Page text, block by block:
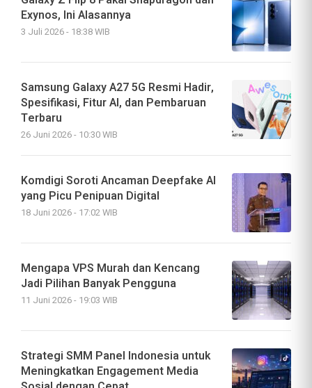
Exynos, Ini Alasannya
3 Juli 2026 - 18:38 WIB
Samsung Galaxy A27 5G Resmi Hadir,
Spesifikasi, Fitur AI, dan Pembaruan
Terbaru
26 Juni 2026 - 10:30 WIB
Komdigi Soroti Ancaman Deepfake AI
yang Picu Penipuan Digital
18 Juni 2026 - 17:02 WIB
Mengapa VPS Murah dan Kencang
Jadi Pilihan Banyak Pengguna
11 Juni 2026 - 19:03 WIB
Strategi SMM Panel Indonesia untuk
Meningkatkan Engagement Media